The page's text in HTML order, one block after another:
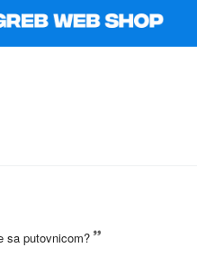
sa putovnicom?